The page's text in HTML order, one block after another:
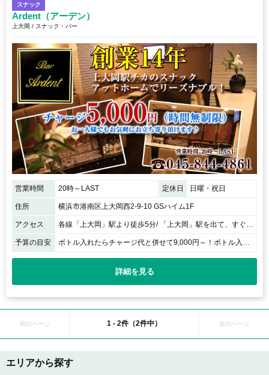
スナック
Ardent（アーデン）
上大岡 / スナック・バー
営業時間 20時～LAST 定休日 日曜・祝日
住所 横浜市港南区上大岡西2-9-10 GSハイム1F
アクセス 各線「上大岡」駅より徒歩5分/ 「上大岡」駅を出て、すぐ前の鎌倉街道を大船方面に300メートルほど行き、セブンイレブンを過ぎて、サンクスの前の信号を渡った斜向かいのビルGSハイムの1階です♪
予算の目安 ボトル入れたらチャージ代と併せて9,000円～！ボトル入れなければチャージ代の5,000円＋ドリンク代～！
詳細を見る
前のページ 1 - 2件（2件中） 次のページ
エリアから探す